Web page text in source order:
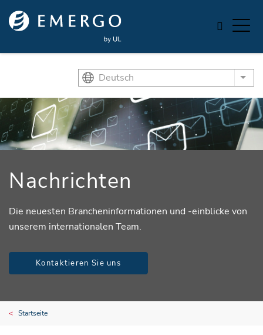
Skip to main content
Deutsch List
Nachrichten
Die neuesten Brancheninformationen und -einblicke von
unserem internationalen Team.
Kontaktieren Sie uns
Startseite